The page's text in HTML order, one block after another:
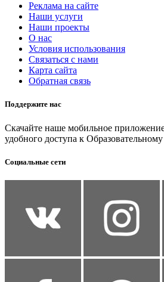
Реклама на сайте
Наши услуги
Наши проекты
О нас
Условия использования
Связаться с нами
Карта сайта
Обратная связь
Поддержите нас
Скачайте наше мобильное
удобного доступа к
Социальные сети